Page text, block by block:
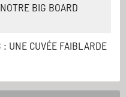
BIG BOARD
: UNE CUVÉE FAIBLARDE